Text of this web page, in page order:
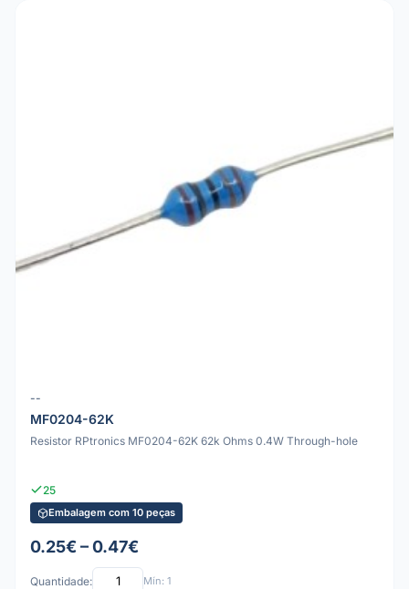
--
MF0204-62K
Resistor RPtronics MF0204-62K 62k Ohms 0.4W Through-hole
25
Embalagem com 10 peças
0.25€ – 0.47€
Quantidade: Mín: 1